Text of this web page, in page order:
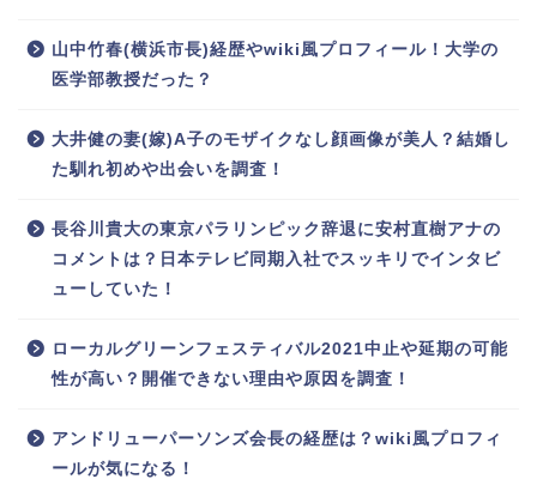
山中竹春(横浜市長)経歴やwiki風プロフィール！大学の
医学部教授だった？
大井健の妻(嫁)A子のモザイクなし顔画像が美人？結婚し
た馴れ初めや出会いを調査！
長谷川貴大の東京パラリンピック辞退に安村直樹アナの
コメントは？日本テレビ同期入社でスッキリでインタビ
ューしていた！
ローカルグリーンフェスティバル2021中止や延期の可能
性が高い？開催できない理由や原因を調査！
アンドリューパーソンズ会長の経歴は？wiki風プロフィ
ールが気になる！